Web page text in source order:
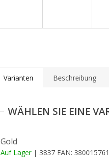
Varianten Beschreibung
Gold
Auf Lager | 3837 EAN: